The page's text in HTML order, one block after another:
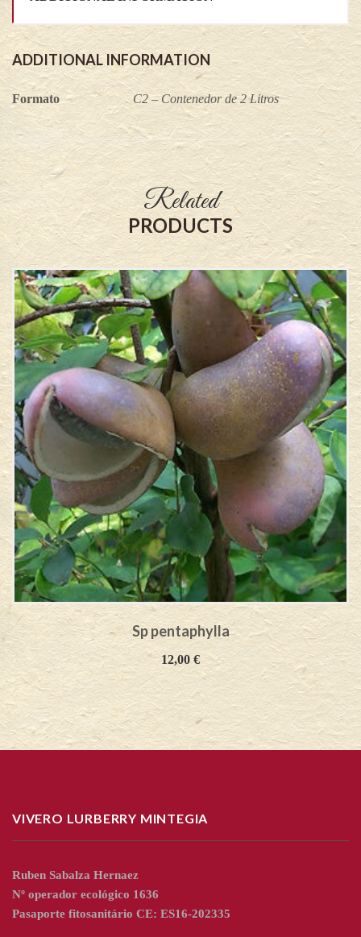
ADDITIONAL INFORMATION
Formato C2 – Contenedor de 2 Litros
Related
PRODUCTS
Sp pentaphylla
12,00€
VIVERO LURBERRY MINTEGIA
Ruben Sabalza Hernaez
Nº operador ecológico 1636
Pasaporte fitosanitário CE: ES16-202335